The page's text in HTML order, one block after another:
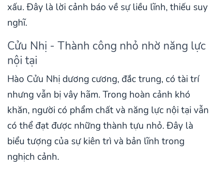
xấu. Đây là lời cảnh báo về sự liều lĩnh, thiếu suy
nghĩ.
Cửu Nhị - Thành công nhỏ nhờ năng lực
nội tại
Hào Cửu Nhị dương cương, đắc trung, có tài trí
nhưng vẫn bị vây hãm. Trong hoàn cảnh khó
khăn, người có phẩm chất và năng lực nội tại vẫn
có thể đạt được những thành tựu nhỏ. Đây là
biểu tượng của sự kiên trì và bản lĩnh trong
nghịch cảnh.